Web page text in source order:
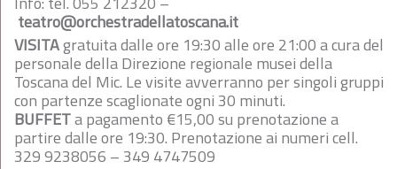
teatro@orchestradellatoscana.it
VISITAgratuita dalle ore 19:30 alle ore 21:00 a cura del
personale della Direzione regionale musei della
Toscana del Mic. Le visite avverranno per singoli gruppi
con partenze scaglionate ogni 30 minuti.
BUFFETa pagamento €15,00 su prenotazione a
partire dalle ore 19:30. Prenotazione ai numeri cell.
329 9238056 – 349 4747509